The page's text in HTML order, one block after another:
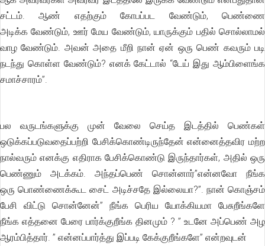
சட்டம். ஆண் எதற்கும் கோபப்பட வேண்டும், பெண்ணை
அடிக்க வேண்டும், ஊர் மேய வேண்டும், யாருக்கும் பதில் சொல்லாமல்
வாழ வேண்டும். அவன் அதை மீறி நான் ஏன் ஒரு பெண் கவரும் படி
நடந்து கொள்ள வேண்டும்? எனக் கேட்டால் “டேய் இது ஆம்பிளைங்க
சமாச்சாரம்”.
பல வருடங்களுக்கு முன் வேலை செய்த இடத்தில் பெண்கள்
ஒடுக்கப்படுவதைப்பற்றி பேசிக்கொண்டிருந்தேன் என்னைத்தவிர மற்ற
நால்வரும் எனக்கு எதிராக பேசிக்கொண்டு இருந்தார்கள், அதில் ஒரு
பெண்ணும் அடக்கம். அந்தப்பெண் சொன்னார்”என்னவோ நீங்க
ஒரு பொண்ணைக்கூட சைட் அடிச்சதே இல்லையா?”. நான் கொஞ்சம்
பேசி விட்டு சொன்னேன்” நீங்க பெரிய யோக்கியமா பேசுறீங்களே
நீங்க எத்தனை பேரை பார்க்குறீங்க தினமும் ? ” உடனே அப்பெண் அழ
ஆரம்பித்தார். ” என்னப்பார்த்து இப்படி கேக்குறீங்களே” என்றவுடன்